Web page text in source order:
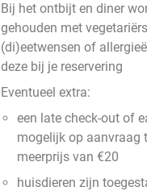
Bij het ontbijt en diner
gehouden met
(di)eetwensen of
deze bij je reservering
Eventueel extra:
een late check-out of
mogelijk op aanvraag
meerprijs van €20
huisdieren zijn